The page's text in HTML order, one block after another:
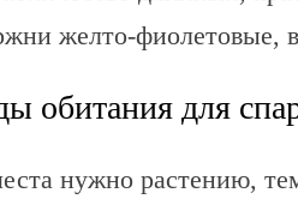
желто-фиолетовые,
обитания для
нужно растению,